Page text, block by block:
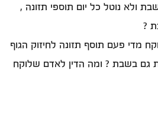
ולא נוטל כל יום תוספי תזונה ,
?
מדי פעם תוסף תזונה לחיזוק הגוף
גם בשבת ? ומה הדין לאדם שלוקח